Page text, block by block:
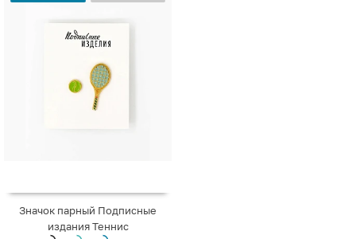
Значок парный Подписные
издания Теннис